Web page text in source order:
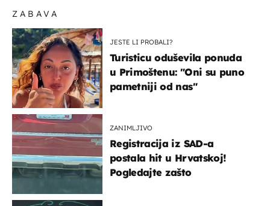
ZABAVA
JESTE LI PROBALI?
Turisticu oduševila ponuda
u Primoštenu: "Oni su puno
pametniji od nas"
ZANIMLJIVO
Registracija iz SAD-a
postala hit u Hrvatskoj!
Pogledajte zašto